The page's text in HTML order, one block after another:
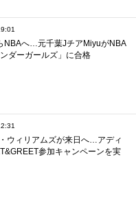
NBAへ…元千葉JチアMiyuがNBA
ダーガールズ」に合格
ウィリアムズが来日へ…アディ
参加キャンペーンを実